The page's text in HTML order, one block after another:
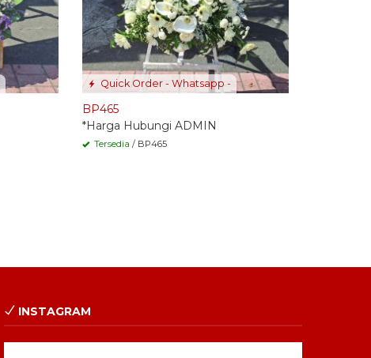
Quick Order - Whatsapp -
BP465
*Harga Hubungi ADMIN
Tersedia / BP465
INSTAGRAM